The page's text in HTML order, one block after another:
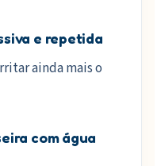
e repetida
ainda mais o
com água